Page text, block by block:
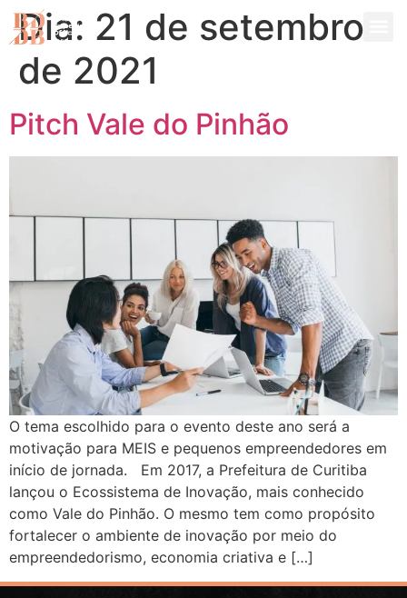
Dia: 21 de setembro
de 2021
Pitch Vale do Pinhão
O tema escolhido para o evento deste ano será a
motivação para MEIS e pequenos empreendedores em
início de jornada. Em 2017, a Prefeitura de Curitiba
lançou o Ecossistema de Inovação, mais conhecido
como Vale do Pinhão. O mesmo tem como propósito
fortalecer o ambiente de inovação por meio do
empreendedorismo, economia criativa e […]